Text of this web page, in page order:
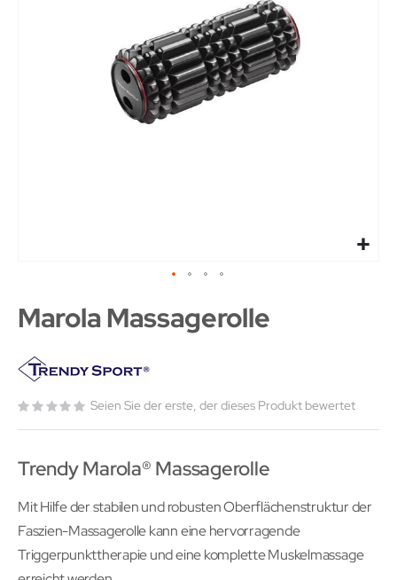
Marola Massagerolle
Seien Sie der erste, der dieses Produkt bewertet
Trendy Marola® Massagerolle
Mit Hilfe der stabilen und robusten Oberflächenstruktur der
Faszien-Massagerolle kann eine hervorragende
Triggerpunkttherapie und eine komplette Muskelmassage